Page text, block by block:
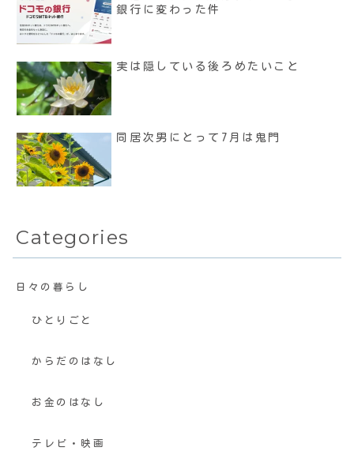
銀行に変わった件
実は隠している後ろめたいこと
同居次男にとって7月は鬼門
Categories
日々の暮らし
ひとりごと
からだのはなし
お金のはなし
テレビ・映画